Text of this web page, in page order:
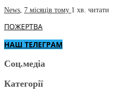
News, 7 місяців тому 1 хв. читати
ПОЖЕРТВА
НАШ ТЕЛЕГРАМ
Соц.медіа
Категорії